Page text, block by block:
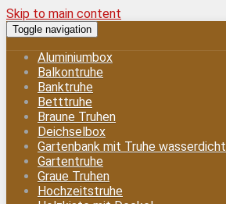
Skip to main content
Toggle navigation
Aluminiumbox
Balkontruhe
Banktruhe
Betttruhe
Braune Truhen
Deichselbox
Gartenbank mit Truhe wasserdicht
Gartentruhe
Graue Truhen
Hochzeitstruhe